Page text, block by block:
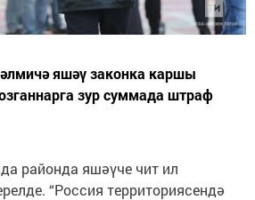
яшәү законка каршы
зур суммада штраф
районда яшәүче чит ил
“Россия территориясендә